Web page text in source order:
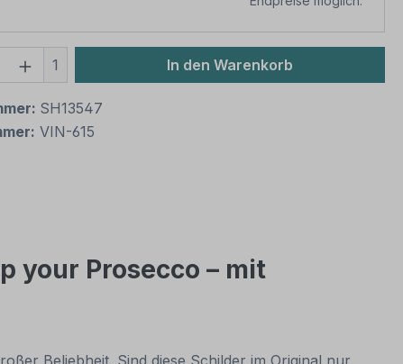
Anzahl: Gib den gewünschten Wert
1 In den Warenkorb
SH13547
VIN-615
your Prosecco – mit